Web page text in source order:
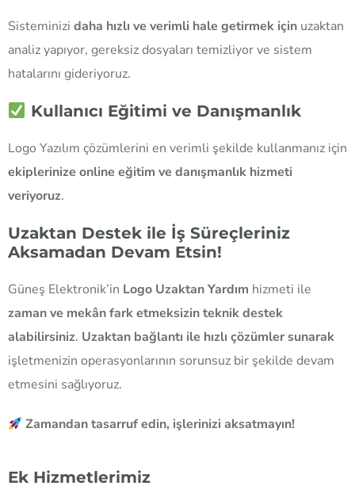
Sisteminizi daha hızlı ve verimli hale getirmek için uzaktan
analiz yapıyor, gereksiz dosyaları temizliyor ve sistem
hatalarını gideriyoruz.
Kullanıcı Eğitimi ve Danışmanlık
Logo Yazılım çözümlerini en verimli şekilde kullanmanız için
ekiplerinize online eğitim ve danışmanlık hizmeti
veriyoruz.
Uzaktan Destek ile İş Süreçleriniz
Aksamadan Devam Etsin!
Güneş Elektronik’in Logo Uzaktan Yardım hizmeti ile
zaman ve mekân fark etmeksizin teknik destek
alabilirsiniz. Uzaktan bağlantı ile hızlı çözümler sunarak
işletmenizin operasyonlarının sorunsuz bir şekilde devam
etmesini sağlıyoruz.
Zamandan tasarruf edin, işlerinizi aksatmayın!
Ek Hizmetlerimiz